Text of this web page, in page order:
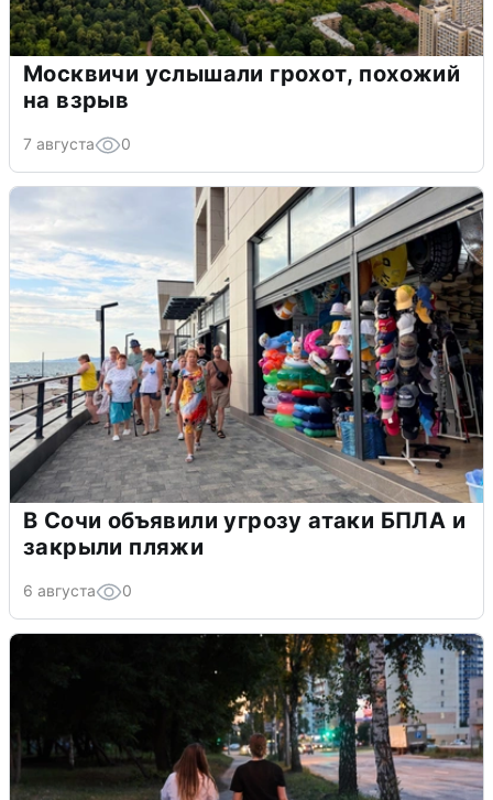
Москвичи услышали грохот, похожий
на взрыв
7 августа 0
В Сочи объявили угрозу атаки БПЛА и
закрыли пляжи
6 августа 0